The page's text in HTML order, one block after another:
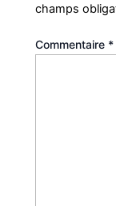
champs
Commentaire *